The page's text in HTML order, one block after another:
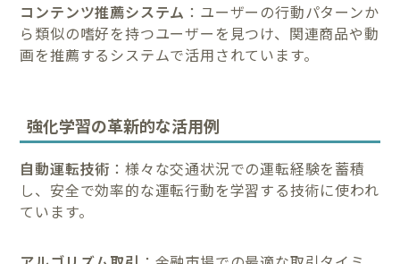
コンテンツ推薦システム ：ユーザーの行動パターンか
ら類似の嗜好を持つユーザーを見つけ、関連商品や動
画を推薦するシステムで活用されています。
強化学習の革新的な活用例
自動運転技術 ：様々な交通状況での運転経験を蓄積
し、安全で効率的な運転行動を学習する技術に使われ
ています。